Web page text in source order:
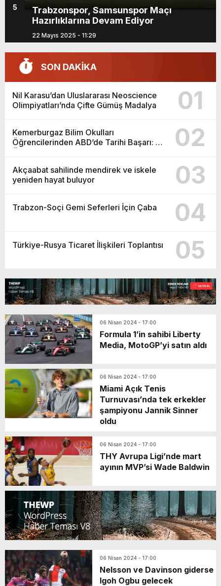
5
Maçı
Devam Ediyor
Son dakika: Lider
Lig’e geri döndü!
SON DAKİKA
Nil Karasu’dan Uluslararası Neoscience
Olimpiyatları’nda Çifte Gümüş Madalya
01
Kemerburgaz Bilim Okulları
Öğrencilerinden ABD’de Tarihi Başarı: 6
02
Akçaabat sahilinde mendirek ve iskele
yeniden hayat buluyor
03
Trabzon-Soçi Gemi Seferleri İçin Çaba 04
Türkiye-Rusya Ticaret İlişkileri Toplantısı 05
06 Nisan 2024 - 17:00
Formula 1’in sahibi Liberty
Media, MotoGP’yi satın aldı
06 Nisan 2024 - 17:00
Miami Açık Tenis
Turnuvası’nda tek erkekler
şampiyonu Jannik Sinner
oldu
06 Nisan 2024 - 17:00
THY Avrupa Ligi’nde mart
ayının MVP’si Wade Baldwin
06 Nisan 2024 - 17:00
Nelsson ve Davinson giderse
Igoh Ogbu gelecek